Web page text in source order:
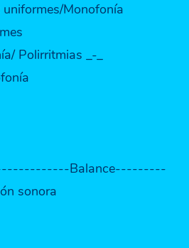
Monofonía
Polirritmias _-_
Balance---------
sonora